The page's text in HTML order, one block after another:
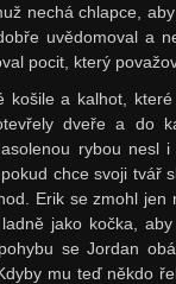
nechá chlapce,
uvědomoval a
pocit, který
košile a kalhot,
dveře a do
rybou nesl
chce svoji tvář
Erik se zmohl jen
jako kočka,
se Jordan
mu teď někdo